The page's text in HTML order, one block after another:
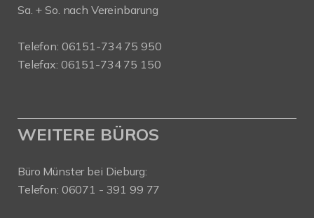
Sa. + So. nach Vereinbarung
Telefon: 06151-734 75 950
Telefax: 06151-734 75 150
WEITERE BÜROS
Büro Münster bei Dieburg:
Telefon: 06071 - 391 99 77